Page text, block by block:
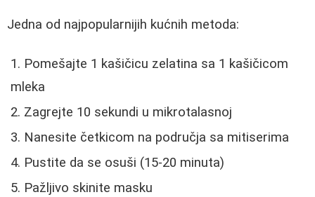
Jedna od najpopularnijih kućnih metoda:
Pomešajte 1 kašičicu zelatina sa 1 kašičicom
mleka
Zagrejte 10 sekundi u mikrotalasnoj
Nanesite četkicom na područja sa mitiserima
Pustite da se osuši (15-20 minuta)
Pažljivo skinite masku